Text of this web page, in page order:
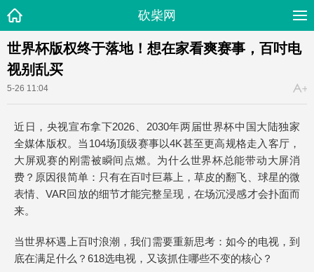
砍柴网
世界杯版权终于落地！想在家看爽赛事，百吋电
视别乱买
5-26 11:04
近日，央视宣布拿下2026、2030年两届世界杯中国大陆独家
全媒体版权。当104场顶级赛事以4K甚至更高规格走入客厅，
大屏观赛的刚需被瞬间点燃。为什么世界杯总能带动大屏消
费？原因很简单：只有在百吋巨幕上，草皮的翻飞、球星的微
表情、VAR回放的细节才能完整呈现，在场沉浸感才会扑面而
来。
当世界杯遇上百吋浪潮，我们需要重新思考：如今的电视，到
底在满足什么？618选电视，又该抓住哪些不变的核心？